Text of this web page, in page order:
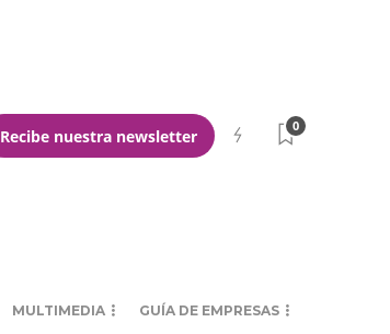
Recibe nuestra newsletter
0
MULTIMEDIA GUÍA DE EMPRESAS